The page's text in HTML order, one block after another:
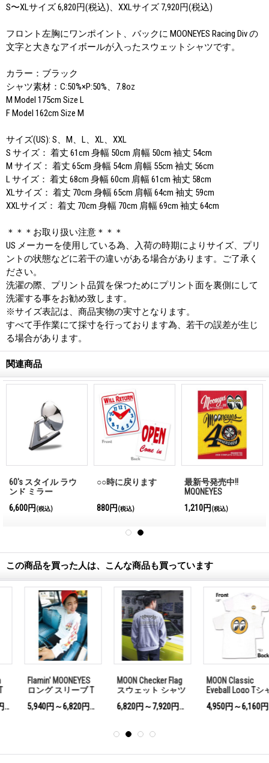
S〜XLサイズ 6,820円(税込)、XXLサイズ 7,920円(税込)
フロント左胸にワンポイント、バックに MOONEYES Racing Div の
文字と大きなアイボールが入ったスウェットシャツです。
カラー：ブラック
シャツ素材：C:50%×P:50%、7.8oz
M Model 175cm Size L
F Model 162cm Size M
サイズ(US): S、M、L、XL、XXL
S サイズ： 着丈 61cm 身幅 50cm 肩幅 50cm 袖丈 54cm
M サイズ： 着丈 65cm 身幅 54cm 肩幅 55cm 袖丈 56cm
L サイズ： 着丈 68cm 身幅 60cm 肩幅 61cm 袖丈 58cm
XLサイズ： 着丈 70cm 身幅 65cm 肩幅 64cm 袖丈 59cm
XXLサイズ： 着丈 70cm 身幅 70cm 肩幅 69cm 袖丈 64cm
＊＊＊お取り扱い注意＊＊＊
US メーカーを使用している為、入荷の時期によりサイズ、プリ
ントの状態などに若干の違いがある場合があります。ご了承く
ださい。
洗濯の際、プリント品質を保つためにプリント面を裏側にして
洗濯する事をお勧め致します。
※サイズ表記は、商品実物の実寸となります。
すべて手作業にて採寸を行っております為、若干の誤差が生じ
る場合があります。
関連商品
60's スタイル ラウ
ンド ミラー
6,600円 (税込)
○○時に戻ります
880円 (税込)
最新号発売中!!
MQQNEYES
Magazine No.28 2026
1,210円 (税込)
この商品を買った人は、こんな商品も買っています
MOON Checker Flag
スウェット シャツ
6,820円～7,920円
(税込)
MOON Classic
Eyeball Logo Tシャ
4,950円～6,160円
(税込)
MOONEYES Racing
Div T シャツ
3,740円～5,500円
(税込)